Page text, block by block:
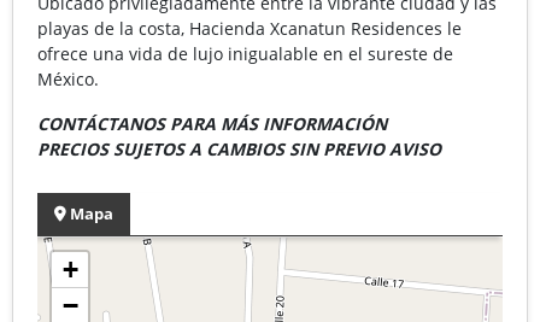
playas de la costa, Hacienda Xcanatun Residences le
ofrece una vida de lujo inigualable en el sureste de
México.
CONTÁCTANOS PARA MÁS INFORMACIÓN
PRECIOS SUJETOS A CAMBIOS SIN PREVIO AVISO
Mapa
+
−